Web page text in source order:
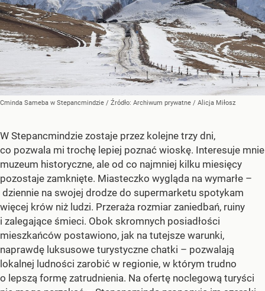
Cminda Sameba w Stepancmindzie / Źródło: Archiwum prywatne / Alicja Miłosz
W Stepancmindzie zostaje przez kolejne trzy dni,
co pozwala mi trochę lepiej poznać wioskę. Interesuje mnie
muzeum historyczne, ale od co najmniej kilku miesięcy
pozostaje zamknięte. Miasteczko wygląda na wymarłe –
dziennie na swojej drodze do supermarketu spotykam
więcej krów niż ludzi. Przeraża rozmiar zaniedbań, ruiny
i zalegające śmieci. Obok skromnych posiadłości
mieszkańców postawiono, jak na tutejsze warunki,
naprawdę luksusowe turystyczne chatki – pozwalają
lokalnej ludności zarobić w regionie, w którym trudno
o lepszą formę zatrudnienia. Na ofertę noclegową turyści